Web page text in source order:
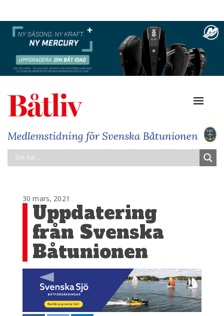
30 mars, 2021
Uppdatering
från Svenska
Båtunionen